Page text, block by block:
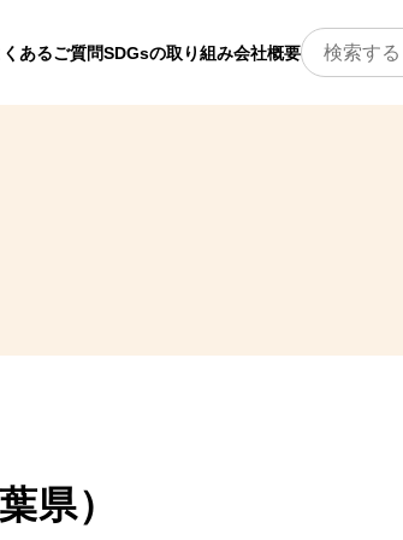
くあるご質問SDGsの取り組み会社概要
県）